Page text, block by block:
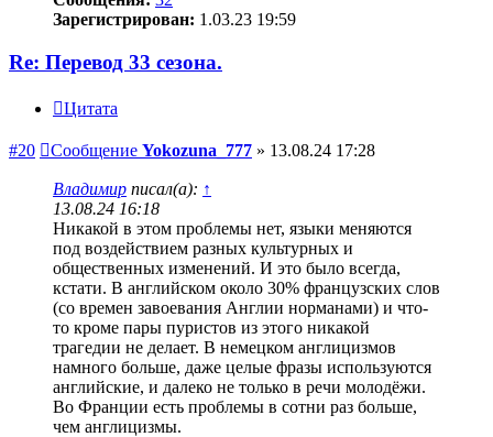
Зарегистрирован: 1.03.23 19:59
Re: Перевод 33 сезона.
Цитата
#20 Сообщение Yokozuna_777 » 13.08.24 17:28
Владимир писал(а): ↑
13.08.24 16:18
Никакой в этом проблемы нет, языки меняются
под воздействием разных культурных и
общественных изменений. И это было всегда,
кстати. В английском около 30% французских слов
(со времен завоевания Англии норманами) и что-
то кроме пары пуристов из этого никакой
трагедии не делает. В немецком англицизмов
намного больше, даже целые фразы используются
английские, и далеко не только в речи молодёжи.
Во Франции есть проблемы в сотни раз больше,
чем англицизмы.